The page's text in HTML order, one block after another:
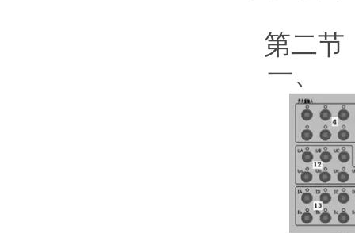
第二
一